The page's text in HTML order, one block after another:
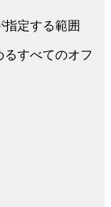
定する範囲
すべてのオフ